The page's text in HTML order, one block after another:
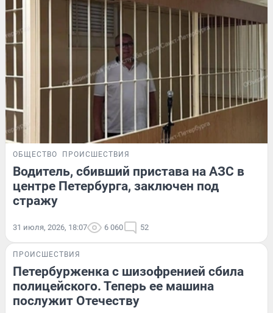
ОБЩЕСТВО ПРОИСШЕСТВИЯ
Водитель, сбивший пристава на АЗС в
центре Петербурга, заключен под
стражу
31 июля, 2026, 18:07 6 060 52
ПРОИСШЕСТВИЯ
Петербурженка с шизофренией сбила
полицейского. Теперь ее машина
послужит Отечеству